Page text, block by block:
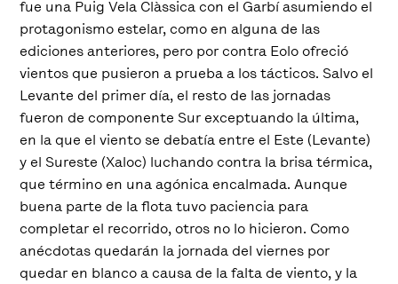
fue una Puig Vela Clàssica con el Garbí asumiendo el
protagonismo estelar, como en alguna de las
ediciones anteriores, pero por contra Eolo ofreció
vientos que pusieron a prueba a los tácticos. Salvo el
Levante del primer día, el resto de las jornadas
fueron de componente Sur exceptuando la última,
en la que el viento se debatía entre el Este (Levante)
y el Sureste (Xaloc) luchando contra la brisa térmica,
que término en una agónica encalmada. Aunque
buena parte de la flota tuvo paciencia para
completar el recorrido, otros no lo hicieron. Como
anécdotas quedarán la jornada del viernes por
quedar en blanco a causa de la falta de viento, y la